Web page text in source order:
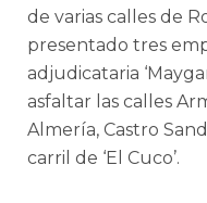
de varias calles de
presentado tres
adjudicataria
asfaltar las calles
Almería, Castro
carril de ‘El Cuco’.